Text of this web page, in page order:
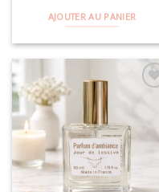
AJOUTER AU PANIER
Ajouter